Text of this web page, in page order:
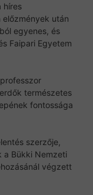
híres
után
egyenes, és
Faipari Egyetem
természetes
fontossága
szerzője,
a Bükki Nemzeti
végzett